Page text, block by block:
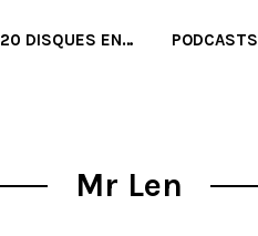
20 DISQUES EN… PODCASTS
Mr Len